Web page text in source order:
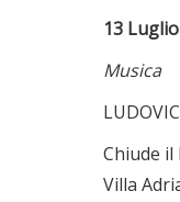
13 Luglio
Musica
Chiude il
Villa